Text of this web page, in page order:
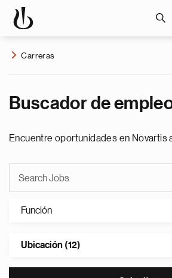
Carreras
Buscador de
Encuentre oportunidades en Novartis
Función
Ubicación (12)